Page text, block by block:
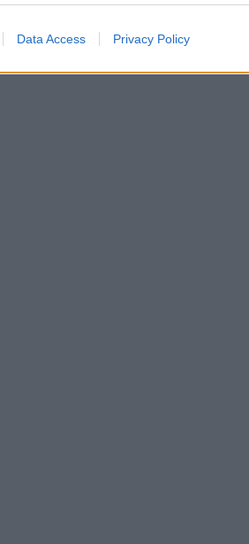
Data Access Privacy Policy